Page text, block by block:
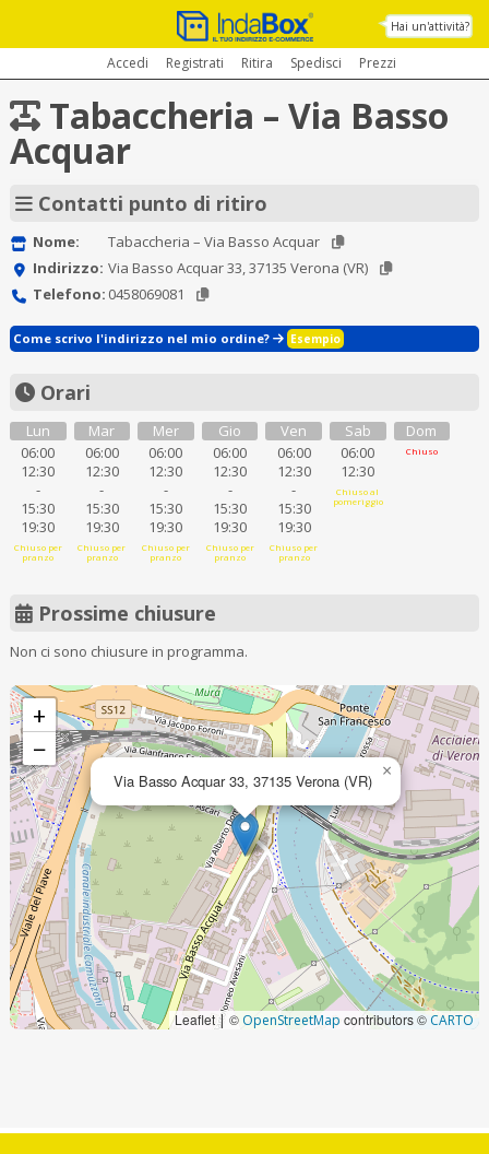
Hai un'attività?
Accedi Registrati Ritira Spedisci Prezzi
Tabaccheria – Via Basso
Acquar
Contatti punto di ritiro
Nome:
Tabaccheria – Via Basso Acquar
Indirizzo: Via Basso Acquar 33, 37135 Verona (VR)
Telefono: 0458069081
Come scrivo l'indirizzo nel mio ordine? Esempio
Orari
Lun
06:00
12:30
-
15:30
19:30
Chiuso per
pranzo
Mar
06:00
12:30
-
15:30
19:30
Chiuso per
pranzo
Mer
06:00
12:30
-
15:30
19:30
Chiuso per
pranzo
Gio
06:00
12:30
-
15:30
19:30
Chiuso per
pranzo
Ven
06:00
12:30
-
15:30
19:30
Chiuso per
pranzo
Sab
06:00
12:30
Chiuso al
pomeriggio
Dom
Chiuso
Prossime chiusure
Non ci sono chiusure in programma.
Via Basso Acquar 33, 37135 Verona (VR) ×
+
−
Leaflet|© OpenStreetMap contributors ©CARTO